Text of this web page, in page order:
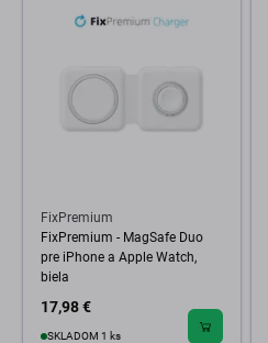
FixPremium
FixPremium - MagSafe Duo
pre iPhone a Apple Watch,
biela
17,98 €
SKLADOM 1 ks